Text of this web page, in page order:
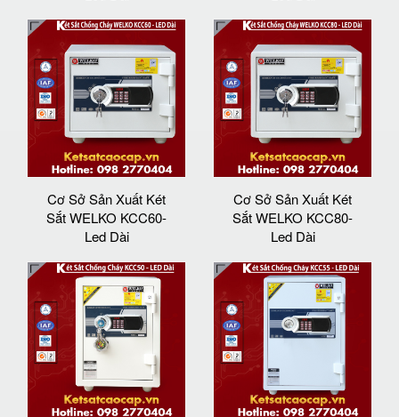
Cơ Sở Sản Xuất Két
Sắt WELKO KCC60-
Led Dài
Cơ Sở Sản Xuất Két
Sắt WELKO KCC80-
Led Dài